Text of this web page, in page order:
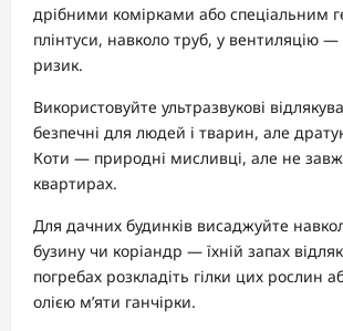
дрібними комірками або спеціальним
плінтуси, навколо труб, у вентиляцію
ризик.
Використовуйте ультразвукові
безпечні для людей і тварин, але
Коти — природні мисливці, але не
квартирах.
Для дачних будинків висаджуйте
бузину чи коріандр — їхній запах
погребах розкладіть гілки цих рослин
олією м’яти ганчірки.